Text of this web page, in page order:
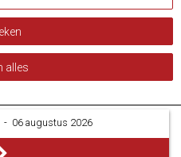
­ - ­ 06 augustus 2026